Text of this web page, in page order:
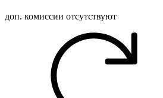
доп. комиссии отсутствуют